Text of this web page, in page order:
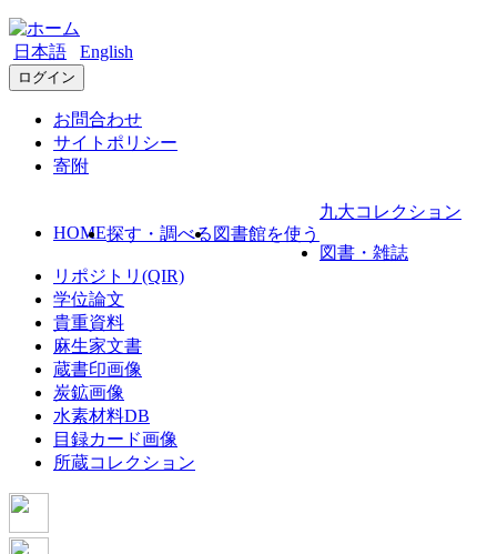
日本語 English
ログイン
お問合わせ
サイトポリシー
寄附
HOME探す・調べる 図書館を使う
九大コレクション
図書・雑誌
リポジトリ(QIR)
学位論文
貴重資料
麻生家文書
蔵書印画像
炭鉱画像
水素材料DB
目録カード画像
所蔵コレクション